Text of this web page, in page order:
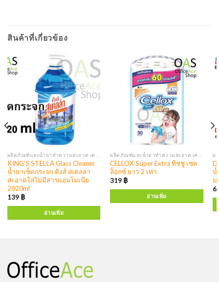
สินค้าที่เกี่ยวข้อง
KING’S STELLA Glass Cleaner
น้ำยาเช็ดกระจก คิงส์ สเตลล่า
สะอาดใสไม่มีสารแอมโมเนีย
2020ml
139 ฿
อ่านเพิ่ม
CELLOX Super Extra ทิชชู เซล
ล็อกซ์ ยาว 2 เท่า
319 ฿
อ่านเพิ่ม
น้
ม